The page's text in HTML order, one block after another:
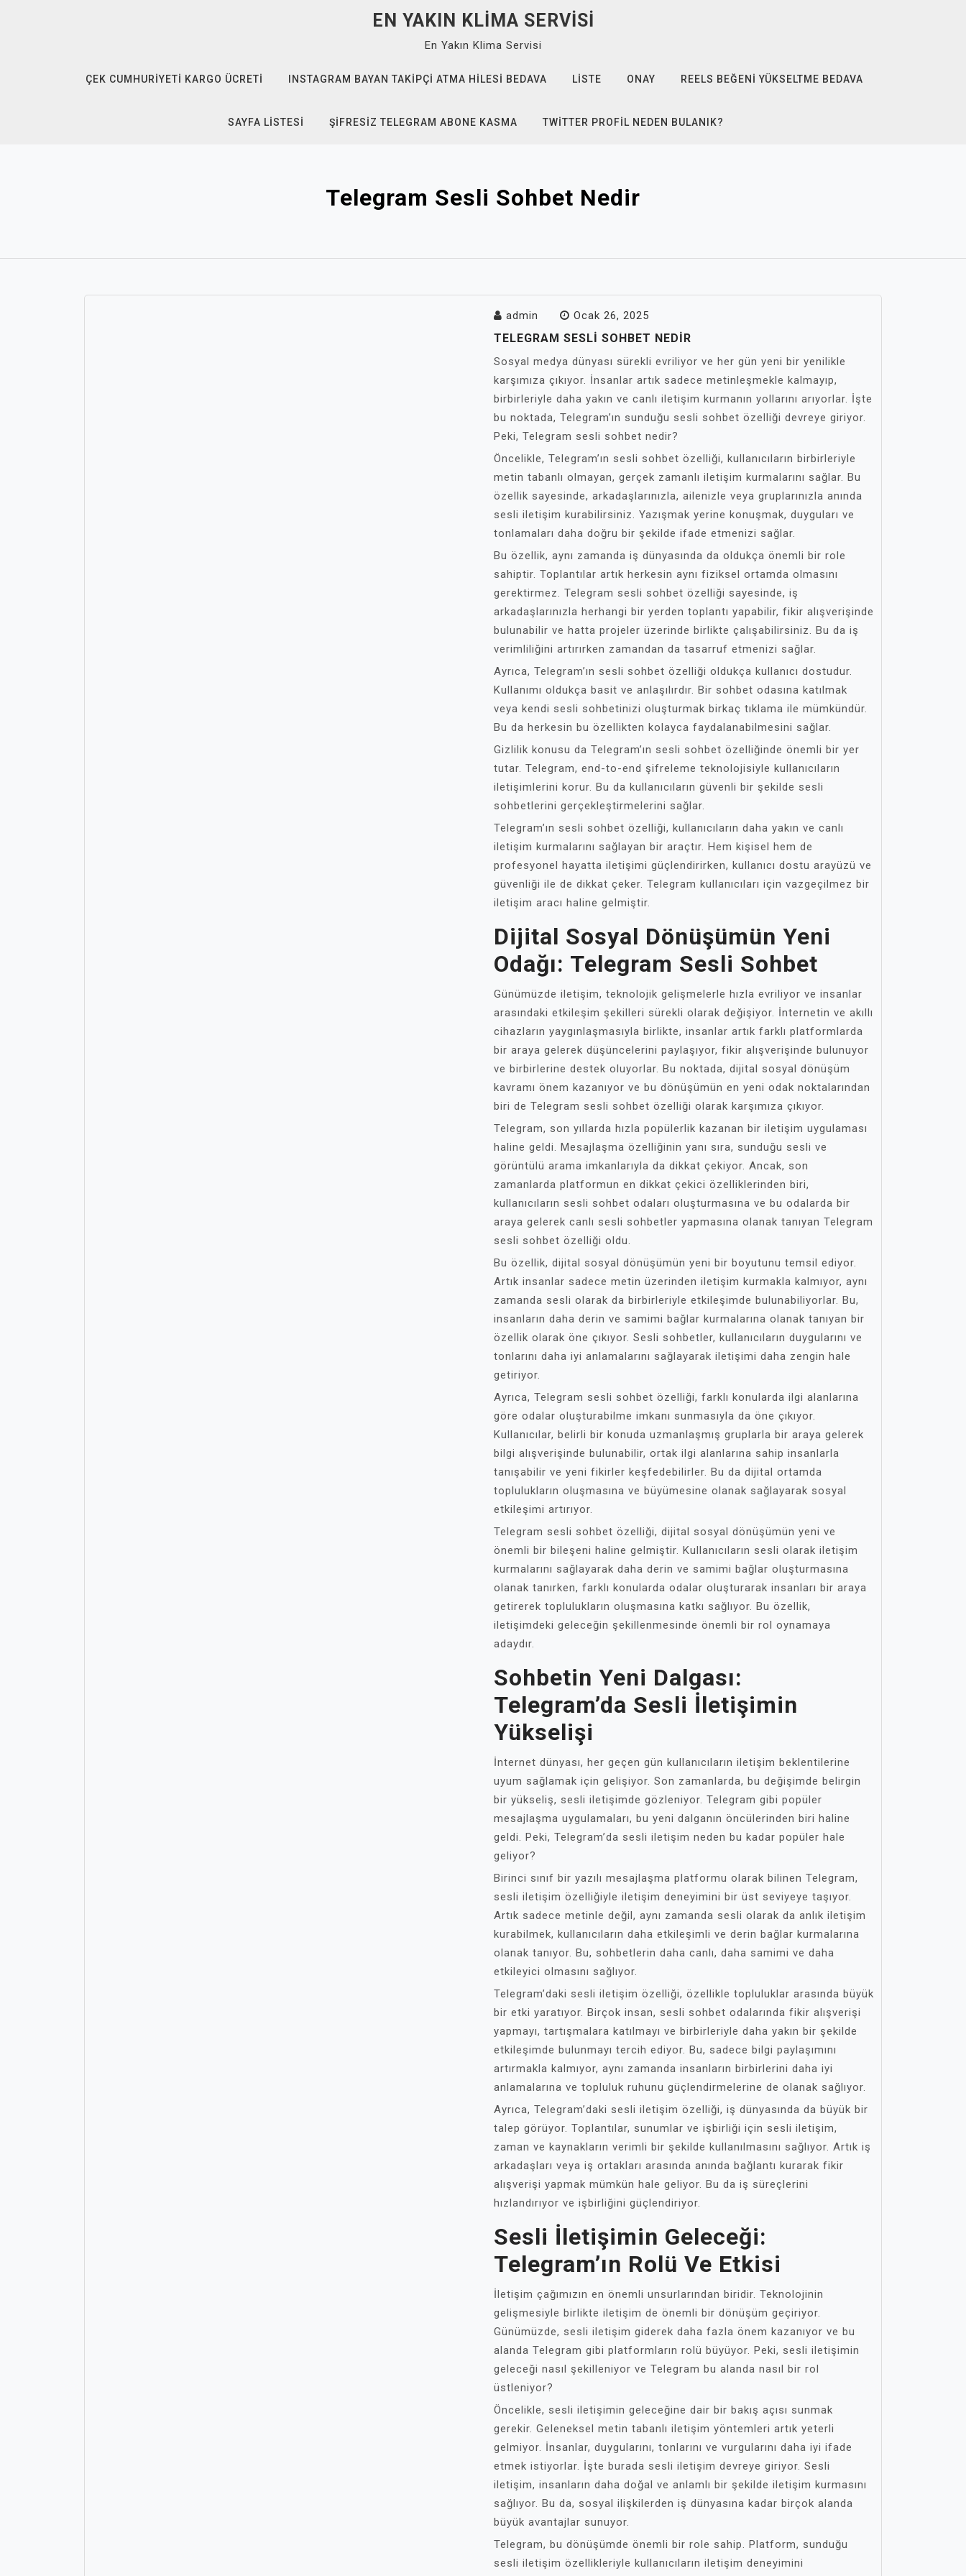
EN YAKIN KLIMA SERVISI
En Yakın Klima Servisi
ÇEK CUMHURIYETI KARGO ÜCRETI INSTAGRAM BAYAN TAKIPÇI ATMA HILESI BEDAVA LISTE ONAY REELS BEĞENI YÜKSELTME BEDAVA
SAYFA LISTESI ŞIFRESIZ TELEGRAM ABONE KASMA TWITTER PROFIL NEDEN BULANIK?
Telegram Sesli Sohbet Nedir
admin Ocak 26, 2025
TELEGRAM SESLI SOHBET NEDIR
Sosyal medya dünyası sürekli evriliyor ve her gün yeni bir yenilikle
karşımıza çıkıyor. İnsanlar artık sadece metinleşmekle kalmayıp,
birbirleriyle daha yakın ve canlı iletişim kurmanın yollarını arıyorlar. İşte
bu noktada, Telegram’ın sunduğu sesli sohbet özelliği devreye giriyor.
Peki, Telegram sesli sohbet nedir?
Öncelikle, Telegram’ın sesli sohbet özelliği, kullanıcıların birbirleriyle
metin tabanlı olmayan, gerçek zamanlı iletişim kurmalarını sağlar. Bu
özellik sayesinde, arkadaşlarınızla, ailenizle veya gruplarınızla anında
sesli iletişim kurabilirsiniz. Yazışmak yerine konuşmak, duyguları ve
tonlamaları daha doğru bir şekilde ifade etmenizi sağlar.
Bu özellik, aynı zamanda iş dünyasında da oldukça önemli bir role
sahiptir. Toplantılar artık herkesin aynı fiziksel ortamda olmasını
gerektirmez. Telegram sesli sohbet özelliği sayesinde, iş
arkadaşlarınızla herhangi bir yerden toplantı yapabilir, fikir alışverişinde
bulunabilir ve hatta projeler üzerinde birlikte çalışabilirsiniz. Bu da iş
verimliliğini artırırken zamandan da tasarruf etmenizi sağlar.
Ayrıca, Telegram’ın sesli sohbet özelliği oldukça kullanıcı dostudur.
Kullanımı oldukça basit ve anlaşılırdır. Bir sohbet odasına katılmak
veya kendi sesli sohbetinizi oluşturmak birkaç tıklama ile mümkündür.
Bu da herkesin bu özellikten kolayca faydalanabilmesini sağlar.
Gizlilik konusu da Telegram’ın sesli sohbet özelliğinde önemli bir yer
tutar. Telegram, end-to-end şifreleme teknolojisiyle kullanıcıların
iletişimlerini korur. Bu da kullanıcıların güvenli bir şekilde sesli
sohbetlerini gerçekleştirmelerini sağlar.
Telegram’ın sesli sohbet özelliği, kullanıcıların daha yakın ve canlı
iletişim kurmalarını sağlayan bir araçtır. Hem kişisel hem de
profesyonel hayatta iletişimi güçlendirirken, kullanıcı dostu arayüzü ve
güvenliği ile de dikkat çeker. Telegram kullanıcıları için vazgeçilmez bir
iletişim aracı haline gelmiştir.
Dijital Sosyal Dönüşümün Yeni
Odağı: Telegram Sesli Sohbet
Günümüzde iletişim, teknolojik gelişmelerle hızla evriliyor ve insanlar
arasındaki etkileşim şekilleri sürekli olarak değişiyor. İnternetin ve akıllı
cihazların yaygınlaşmasıyla birlikte, insanlar artık farklı platformlarda
bir araya gelerek düşüncelerini paylaşıyor, fikir alışverişinde bulunuyor
ve birbirlerine destek oluyorlar. Bu noktada, dijital sosyal dönüşüm
kavramı önem kazanıyor ve bu dönüşümün en yeni odak noktalarından
biri de Telegram sesli sohbet özelliği olarak karşımıza çıkıyor.
Telegram, son yıllarda hızla popülerlik kazanan bir iletişim uygulaması
haline geldi. Mesajlaşma özelliğinin yanı sıra, sunduğu sesli ve
görüntülü arama imkanlarıyla da dikkat çekiyor. Ancak, son
zamanlarda platformun en dikkat çekici özelliklerinden biri,
kullanıcıların sesli sohbet odaları oluşturmasına ve bu odalarda bir
araya gelerek canlı sesli sohbetler yapmasına olanak tanıyan Telegram
sesli sohbet özelliği oldu.
Bu özellik, dijital sosyal dönüşümün yeni bir boyutunu temsil ediyor.
Artık insanlar sadece metin üzerinden iletişim kurmakla kalmıyor, aynı
zamanda sesli olarak da birbirleriyle etkileşimde bulunabiliyorlar. Bu,
insanların daha derin ve samimi bağlar kurmalarına olanak tanıyan bir
özellik olarak öne çıkıyor. Sesli sohbetler, kullanıcıların duygularını ve
tonlarını daha iyi anlamalarını sağlayarak iletişimi daha zengin hale
getiriyor.
Ayrıca, Telegram sesli sohbet özelliği, farklı konularda ilgi alanlarına
göre odalar oluşturabilme imkanı sunmasıyla da öne çıkıyor.
Kullanıcılar, belirli bir konuda uzmanlaşmış gruplarla bir araya gelerek
bilgi alışverişinde bulunabilir, ortak ilgi alanlarına sahip insanlarla
tanışabilir ve yeni fikirler keşfedebilirler. Bu da dijital ortamda
toplulukların oluşmasına ve büyümesine olanak sağlayarak sosyal
etkileşimi artırıyor.
Telegram sesli sohbet özelliği, dijital sosyal dönüşümün yeni ve
önemli bir bileşeni haline gelmiştir. Kullanıcıların sesli olarak iletişim
kurmalarını sağlayarak daha derin ve samimi bağlar oluşturmasına
olanak tanırken, farklı konularda odalar oluşturarak insanları bir araya
getirerek toplulukların oluşmasına katkı sağlıyor. Bu özellik,
iletişimdeki geleceğin şekillenmesinde önemli bir rol oynamaya
adaydır.
Sohbetin Yeni Dalgası:
Telegram’da Sesli İletişimin
Yükselişi
İnternet dünyası, her geçen gün kullanıcıların iletişim beklentilerine
uyum sağlamak için gelişiyor. Son zamanlarda, bu değişimde belirgin
bir yükseliş, sesli iletişimde gözleniyor. Telegram gibi popüler
mesajlaşma uygulamaları, bu yeni dalganın öncülerinden biri haline
geldi. Peki, Telegram’da sesli iletişim neden bu kadar popüler hale
geliyor?
Birinci sınıf bir yazılı mesajlaşma platformu olarak bilinen Telegram,
sesli iletişim özelliğiyle iletişim deneyimini bir üst seviyeye taşıyor.
Artık sadece metinle değil, aynı zamanda sesli olarak da anlık iletişim
kurabilmek, kullanıcıların daha etkileşimli ve derin bağlar kurmalarına
olanak tanıyor. Bu, sohbetlerin daha canlı, daha samimi ve daha
etkileyici olmasını sağlıyor.
Telegram’daki sesli iletişim özelliği, özellikle topluluklar arasında büyük
bir etki yaratıyor. Birçok insan, sesli sohbet odalarında fikir alışverişi
yapmayı, tartışmalara katılmayı ve birbirleriyle daha yakın bir şekilde
etkileşimde bulunmayı tercih ediyor. Bu, sadece bilgi paylaşımını
artırmakla kalmıyor, aynı zamanda insanların birbirlerini daha iyi
anlamalarına ve topluluk ruhunu güçlendirmelerine de olanak sağlıyor.
Ayrıca, Telegram’daki sesli iletişim özelliği, iş dünyasında da büyük bir
talep görüyor. Toplantılar, sunumlar ve işbirliği için sesli iletişim,
zaman ve kaynakların verimli bir şekilde kullanılmasını sağlıyor. Artık iş
arkadaşları veya iş ortakları arasında anında bağlantı kurarak fikir
alışverişi yapmak mümkün hale geliyor. Bu da iş süreçlerini
hızlandırıyor ve işbirliğini güçlendiriyor.
Sesli İletişimin Geleceği:
Telegram’ın Rolü Ve Etkisi
İletişim çağımızın en önemli unsurlarından biridir. Teknolojinin
gelişmesiyle birlikte iletişim de önemli bir dönüşüm geçiriyor.
Günümüzde, sesli iletişim giderek daha fazla önem kazanıyor ve bu
alanda Telegram gibi platformların rolü büyüyor. Peki, sesli iletişimin
geleceği nasıl şekilleniyor ve Telegram bu alanda nasıl bir rol
üstleniyor?
Öncelikle, sesli iletişimin geleceğine dair bir bakış açısı sunmak
gerekir. Geleneksel metin tabanlı iletişim yöntemleri artık yeterli
gelmiyor. İnsanlar, duygularını, tonlarını ve vurgularını daha iyi ifade
etmek istiyorlar. İşte burada sesli iletişim devreye giriyor. Sesli
iletişim, insanların daha doğal ve anlamlı bir şekilde iletişim kurmasını
sağlıyor. Bu da, sosyal ilişkilerden iş dünyasına kadar birçok alanda
büyük avantajlar sunuyor.
Telegram, bu dönüşümde önemli bir role sahip. Platform, sunduğu
sesli iletişim özellikleriyle kullanıcıların iletişim deneyimini